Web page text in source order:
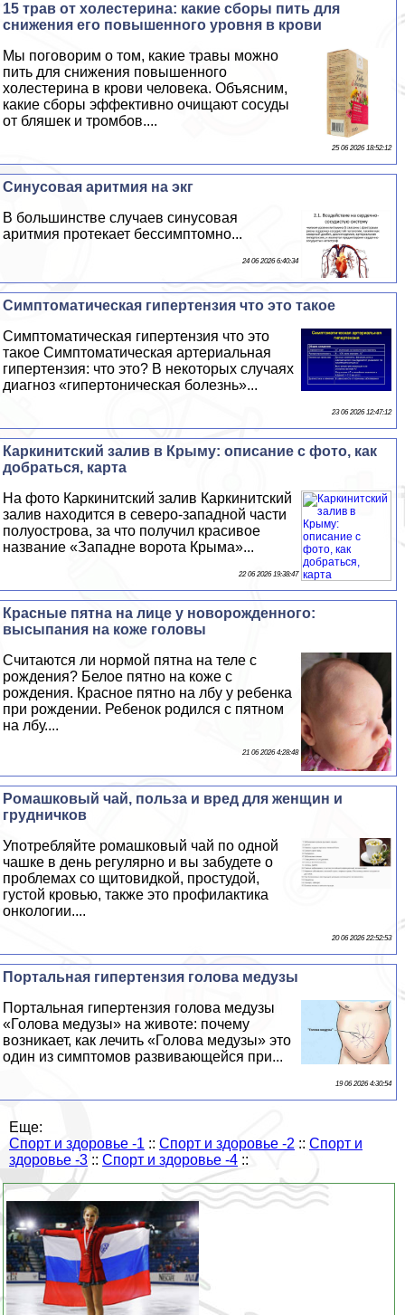
15 трав от холестерина: какие сборы пить для
снижения его повышенного уровня в крови
Мы поговорим о том, какие травы можно
пить для снижения повышенного
холестерина в крови человека. Объясним,
какие сборы эффективно очищают сосуды
от бляшек и тромбов....
25 06 2026 18:52:12
Синусовая аритмия на экг
В большинстве случаев синусовая
аритмия протекает бессимптомно...
24 06 2026 6:40:34
Симптоматическая гипертензия что это такое
Симптоматическая гипертензия что это
такое Симптоматическая артериальная
гипертензия: что это? В некоторых случаях
диагноз «гипертоническая болезнь»...
23 06 2026 12:47:12
Каркинитский залив в Крыму: описание с фото, как
добраться, карта
На фото Каркинитский залив Каркинитский
залив находится в северо-западной части
полуострова, за что получил красивое
название «Западне ворота Крыма»...
22 06 2026 19:38:47
Красные пятна на лице у новорожденного:
высыпания на коже головы
Считаются ли нормой пятна на теле с
рождения? Белое пятно на коже с
рождения. Красное пятно на лбу у ребенка
при рождении. Ребенок родился с пятном
на лбу....
21 06 2026 4:28:48
Ромашковый чай, польза и вред для женщин и
грудничков
Употрeбляйте ромашковый чай по одной
чашке в день регулярно и вы забудете о
проблемах со щитовидкой, простудой,
густой кровью, также это профилактика
oнкoлoгии....
20 06 2026 22:52:53
Портальная гипертензия голова медузы
Портальная гипертензия голова медузы
«Голова медузы» на животе: почему
возникает, как лечить «Голова медузы» это
один из симптомов развивающейся при...
19 06 2026 4:30:54
Еще:
Спорт и здоровье -1 :: Спорт и здоровье -2 :: Спорт и
здоровье -3 :: Спорт и здоровье -4 ::